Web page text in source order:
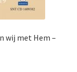
wij met Hem –